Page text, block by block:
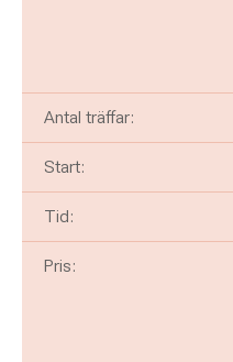
Antal träffar:
Start:
Tid:
Pris: